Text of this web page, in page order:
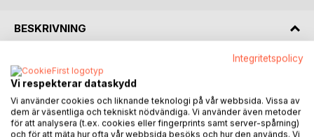
BESKRIVNING
Vi har blivit skapade för att leva i Faderns kärlek. Att göra
det är mycket mer än bara en upplevelse. Vår Far vill att vi
skall förbli i hans kärlek. Det är möjligt att göra detta
förblivande till vår livsstil, och Jesus längtar efter att
uppenbara Guds kärlek till oss. Han vill ta oss på en resa in i
Integritetspolicy
Vi respekterar dataskydd
Vi använder cookies och liknande teknologi på vår webbsida. Vissa av
dem är väsentliga och tekniskt nödvändiga. Vi använder även metoder
för att analysera (t.ex. cookies eller fingerprints samt server-spårning)
och för att mäta hur ofta vår webbsida besöks och hur den används. Vi